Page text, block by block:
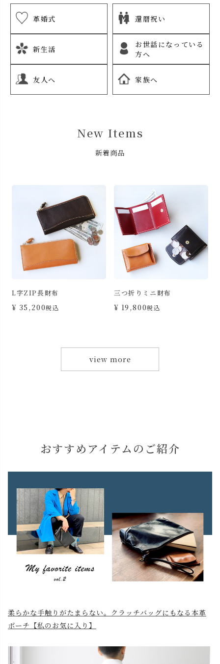
革婚式 還暦祝い
新生活
お世話になっている
方へ
友人へ 家族へ
New Items
新着商品
L字ZIP長財布
¥ 35,200税込
三つ折りミニ財布
¥ 19,800税込
view more
おすすめアイテムのご紹介
柔らかな手触りがたまらない。クラッチバッグにもなる本革
ポーチ【私のお気に入り】